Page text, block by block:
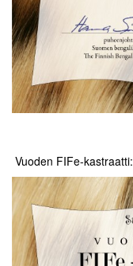
Vuoden FIFe-kastraatti: